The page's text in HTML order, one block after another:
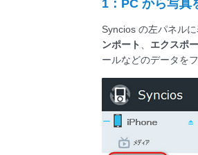
1：PC から写真
Syncios の左パネル
ンポート
エクスポ
ールなどのデータを